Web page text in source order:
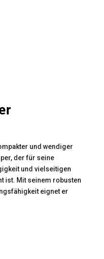
und wendiger
der für seine
und vielseitigen
ist. Mit seinem robusten
eignet er